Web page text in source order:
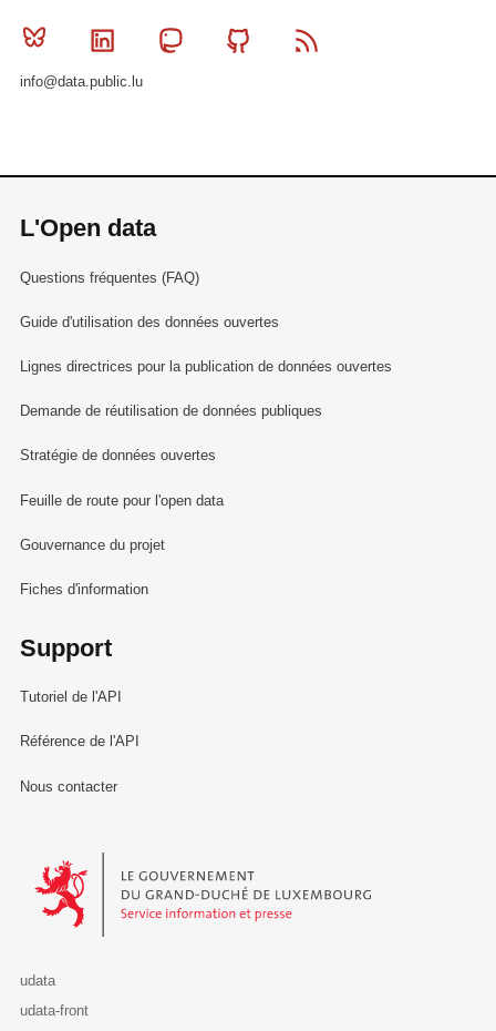
Bluesky Linkedin MastodonGithub
info@data.public.lu
L'Open data
Questions fréquentes (FAQ)
Guide d'utilisation des données ouvertes
Lignes directrices pour la publication de données ouvertes
Demande de réutilisation de données publiques
Stratégie de données ouvertes
Feuille de route pour l'open data
Gouvernance du projet
Fiches d'information
Support
Tutoriel de l'API
Référence de l'API
Nous contacter
Le Gouvernement du Grand-Duché de Luxembourg - Service
udata
udata-front